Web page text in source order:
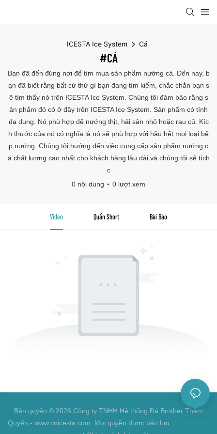
ICESTA Ice System Cá
#CÁ
Bạn đã đến đúng nơi để tìm mua sản phẩm nướng cá. Đến nay, b
ạn đã biết rằng bất cứ thứ gì bạn đang tìm kiếm, chắc chắn bạn s
ẽ tìm thấy nó trên ICESTA Ice System. Chúng tôi đảm bảo rằng s
ản phẩm đó có ở đây trên ICESTA Ice System. Sản phẩm có tính
đa dụng. Nó phù hợp để nướng thịt, hải sản nhỏ hoặc rau củ. Kíc
h thước của nó có nghĩa là nó sẽ phù hợp với hầu hết mọi loại bế
p nướng. Chúng tôi hướng đến việc cung cấp sản phẩm nướng c
á chất lượng cao nhất cho khách hàng lâu dài và chúng tôi sẽ tích
c
0 nội dung
0 lượt xem
Video Quần Short Bài Báo
Bản quyền © 2026 Công ty TNHH Hệ thống Đá Brother Thâm
Quyến - www.cnicesta.com. Mọi quyền được bảo lưu.